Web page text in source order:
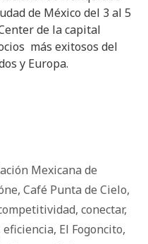
de México del 3 al 5
de la capital
más exitosos del
y Europa.
Mexicana de
, Café Punta de Cielo,
, conectar,
eficiencia, El Fogoncito,